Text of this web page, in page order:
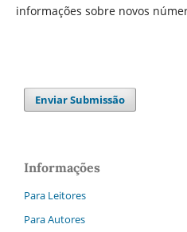
informações sobre novos
Enviar Submissão
Informações
Para Leitores
Para Autores